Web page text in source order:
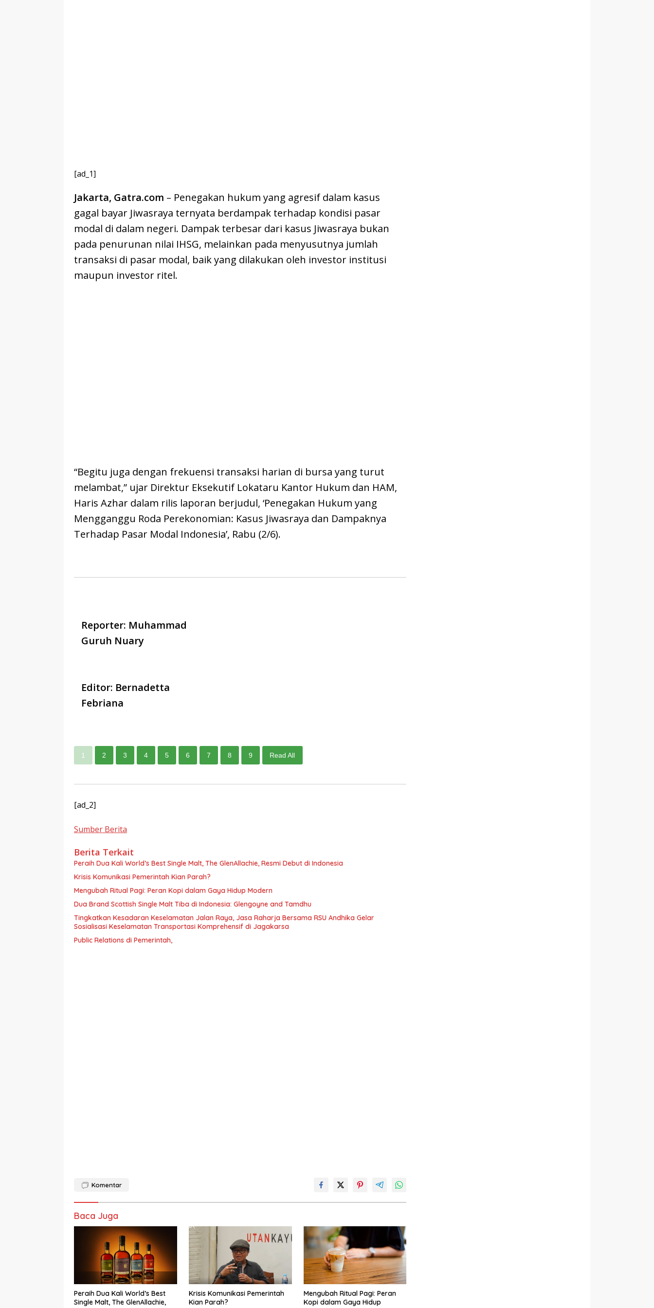
[ad_1]
Jakarta, Gatra.com – Penegakan hukum yang agresif dalam kasus
gagal bayar Jiwasraya ternyata berdampak terhadap kondisi pasar
modal di dalam negeri. Dampak terbesar dari kasus Jiwasraya bukan
pada penurunan nilai IHSG, melainkan pada menyusutnya jumlah
transaksi di pasar modal, baik yang dilakukan oleh investor institusi
maupun investor ritel.
“Begitu juga dengan frekuensi transaksi harian di bursa yang turut
melambat,” ujar Direktur Eksekutif Lokataru Kantor Hukum dan HAM,
Haris Azhar dalam rilis laporan berjudul, ‘Penegakan Hukum yang
Mengganggu Roda Perekonomian: Kasus Jiwasraya dan Dampaknya
Terhadap Pasar Modal Indonesia’, Rabu (2/6).
Reporter: Muhammad
Guruh Nuary
Editor: Bernadetta
Febriana
1 2 3 4 5 6 7 8 9 Read All
[ad_2]
Sumber Berita
Berita Terkait
Peraih Dua Kali World’s Best Single Malt, The GlenAllachie, Resmi Debut di Indonesia
Krisis Komunikasi Pemerintah Kian Parah?
Mengubah Ritual Pagi: Peran Kopi dalam Gaya Hidup Modern
Dua Brand Scottish Single Malt Tiba di Indonesia: Glengoyne and Tamdhu
Tingkatkan Kesadaran Keselamatan Jalan Raya, Jasa Raharja Bersama RSU Andhika Gelar
Sosialisasi Keselamatan Transportasi Komprehensif di Jagakarsa
Public Relations di Pemerintah,
Komentar
Baca Juga
Peraih Dua Kali World’s Best
Single Malt, The GlenAllachie,
Krisis Komunikasi Pemerintah
Kian Parah?
Mengubah Ritual Pagi: Peran
Kopi dalam Gaya Hidup